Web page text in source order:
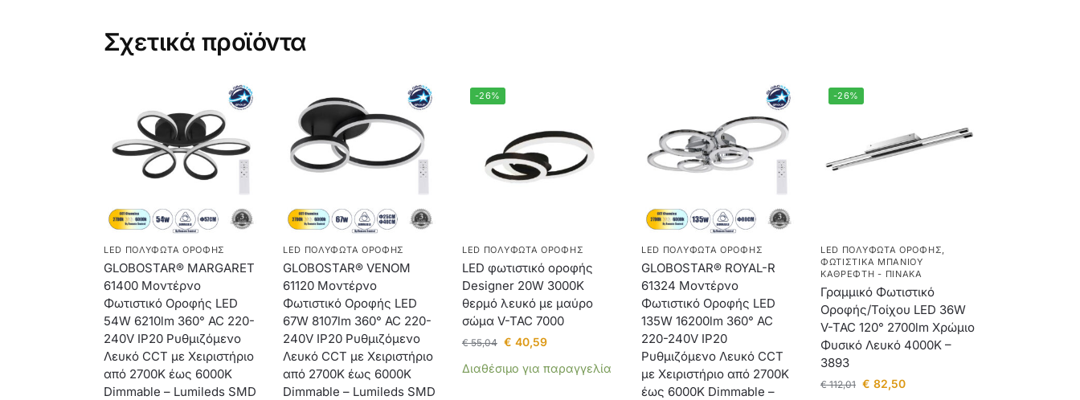
Σχετικά προϊόντα
LED ΠΟΛΎΦΩΤΑ ΟΡΟΦΉΣ
GLOBOSTAR® MARGARET
61400 Μοντέρνο
Φωτιστικό Οροφής LED
54W 6210lm 360° AC 220-
240V IP20 Ρυθμιζόμενο
Λευκό CCT με Χειριστήριο
από 2700K έως 6000K
Dimmable – Lumileds SMD
LED ΠΟΛΎΦΩΤΑ ΟΡΟΦΉΣ
GLOBOSTAR® VENOM
61120 Μοντέρνο
Φωτιστικό Οροφής LED
67W 8107lm 360° AC 220-
240V IP20 Ρυθμιζόμενο
Λευκό CCT με Χειριστήριο
από 2700K έως 6000K
Dimmable – Lumileds SMD
-26%
LED ΠΟΛΎΦΩΤΑ ΟΡΟΦΉΣ
LED φωτιστικό οροφής
Designer 20W 3000Κ
θερμό λευκό με μαύρο
σώμα V-TAC 7000
€55,04 € 40,59
Διαθέσιμο για παραγγελία
LED ΠΟΛΎΦΩΤΑ ΟΡΟΦΉΣ
GLOBOSTAR® ROYAL-R
61324 Μοντέρνο
Φωτιστικό Οροφής LED
135W 16200lm 360° AC
220-240V IP20
Ρυθμιζόμενο Λευκό CCT
με Χειριστήριο από 2700K
έως 6000K Dimmable –
-26%
LED ΠΟΛΎΦΩΤΑ ΟΡΟΦΉΣ
ΦΩΤΙΣΤΙΚΆ ΜΠΆΝΙΟΥ
ΚΑΘΡΈΦΤΗ - ΠΊΝΑΚΑ
Γραμμικό Φωτιστικό
Οροφής/Τοίχου LED 36W
V-TAC 120° 2700lm Χρώμιο
Φυσικό Λευκό 4000K –
3893
€112,01 € 82,50